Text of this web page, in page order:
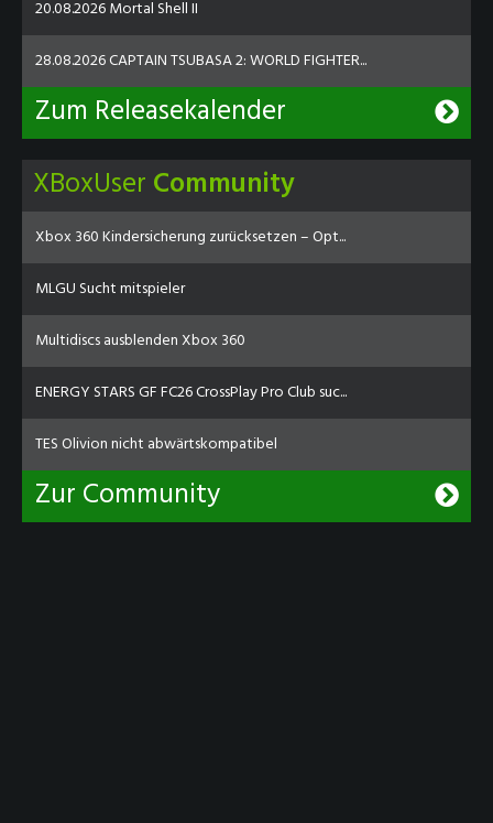
20.08.2026 Mortal Shell II
28.08.2026 CAPTAIN TSUBASA 2: WORLD FIGHTER...
Zum Releasekalender
XBoxUser Community
Xbox 360 Kindersicherung zurücksetzen – Opt...
MLGU Sucht mitspieler
Multidiscs ausblenden Xbox 360
ENERGY STARS GF FC26 CrossPlay Pro Club suc...
TES Olivion nicht abwärtskompatibel
Zur Community